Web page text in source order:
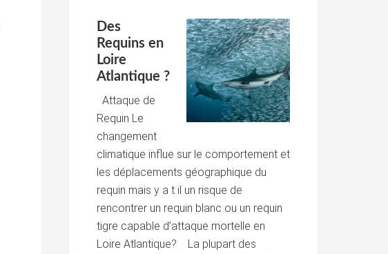
Des
Requins en
Loire
Atlantique ?
Attaque de
Requin Le
changement
climatique influe sur le comportement et
les déplacements géographique du
requin mais y a t il un risque de
rencontrer un requin blanc ou un requin
tigre capable d’attaque mortelle en
Loire Atlantique? La plupart des